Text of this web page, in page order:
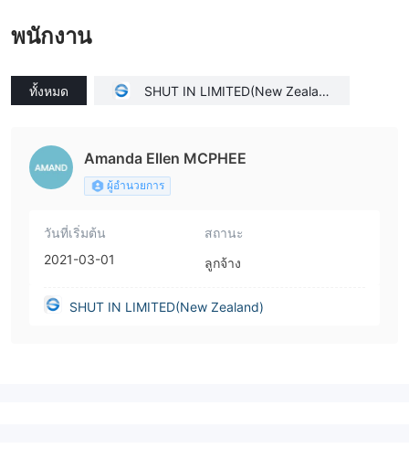
พนักงาน
ทั้งหมด
SHUT IN LIMITED(New Zealan
Amanda Ellen MCPHEE
ผู้อำนวยการ
วันที่เริ่มต้น
2021-03-01
สถานะ
ลูกจ้าง
SHUT IN LIMITED(New Zealand)